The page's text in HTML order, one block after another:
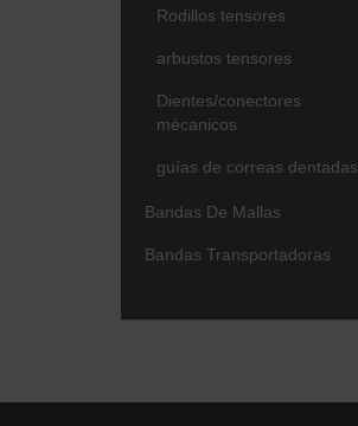
Rodillos tensores
arbustos tensores
Dientes/conectores
mécanicos
guías de correas dentadas
Bandas De Mallas
Bandas Transportadoras